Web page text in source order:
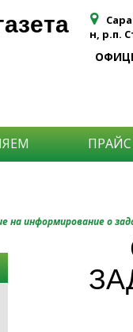
н, р.п.
ПРАЙС
на информирование о